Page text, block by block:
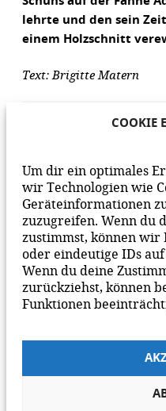
COOKIE
Um dir ein optimales
wir Technologien wie
Geräteinformationen
zuzugreifen. Wenn du
zustimmst, können wir
oder eindeutige IDs
Wenn du deine
zurückziehst, können
Funktionen
lehrte und den sein
einem Holzschnitt
Text: Brigitte Matern
AUFLÖSUNG
VORHERIGER